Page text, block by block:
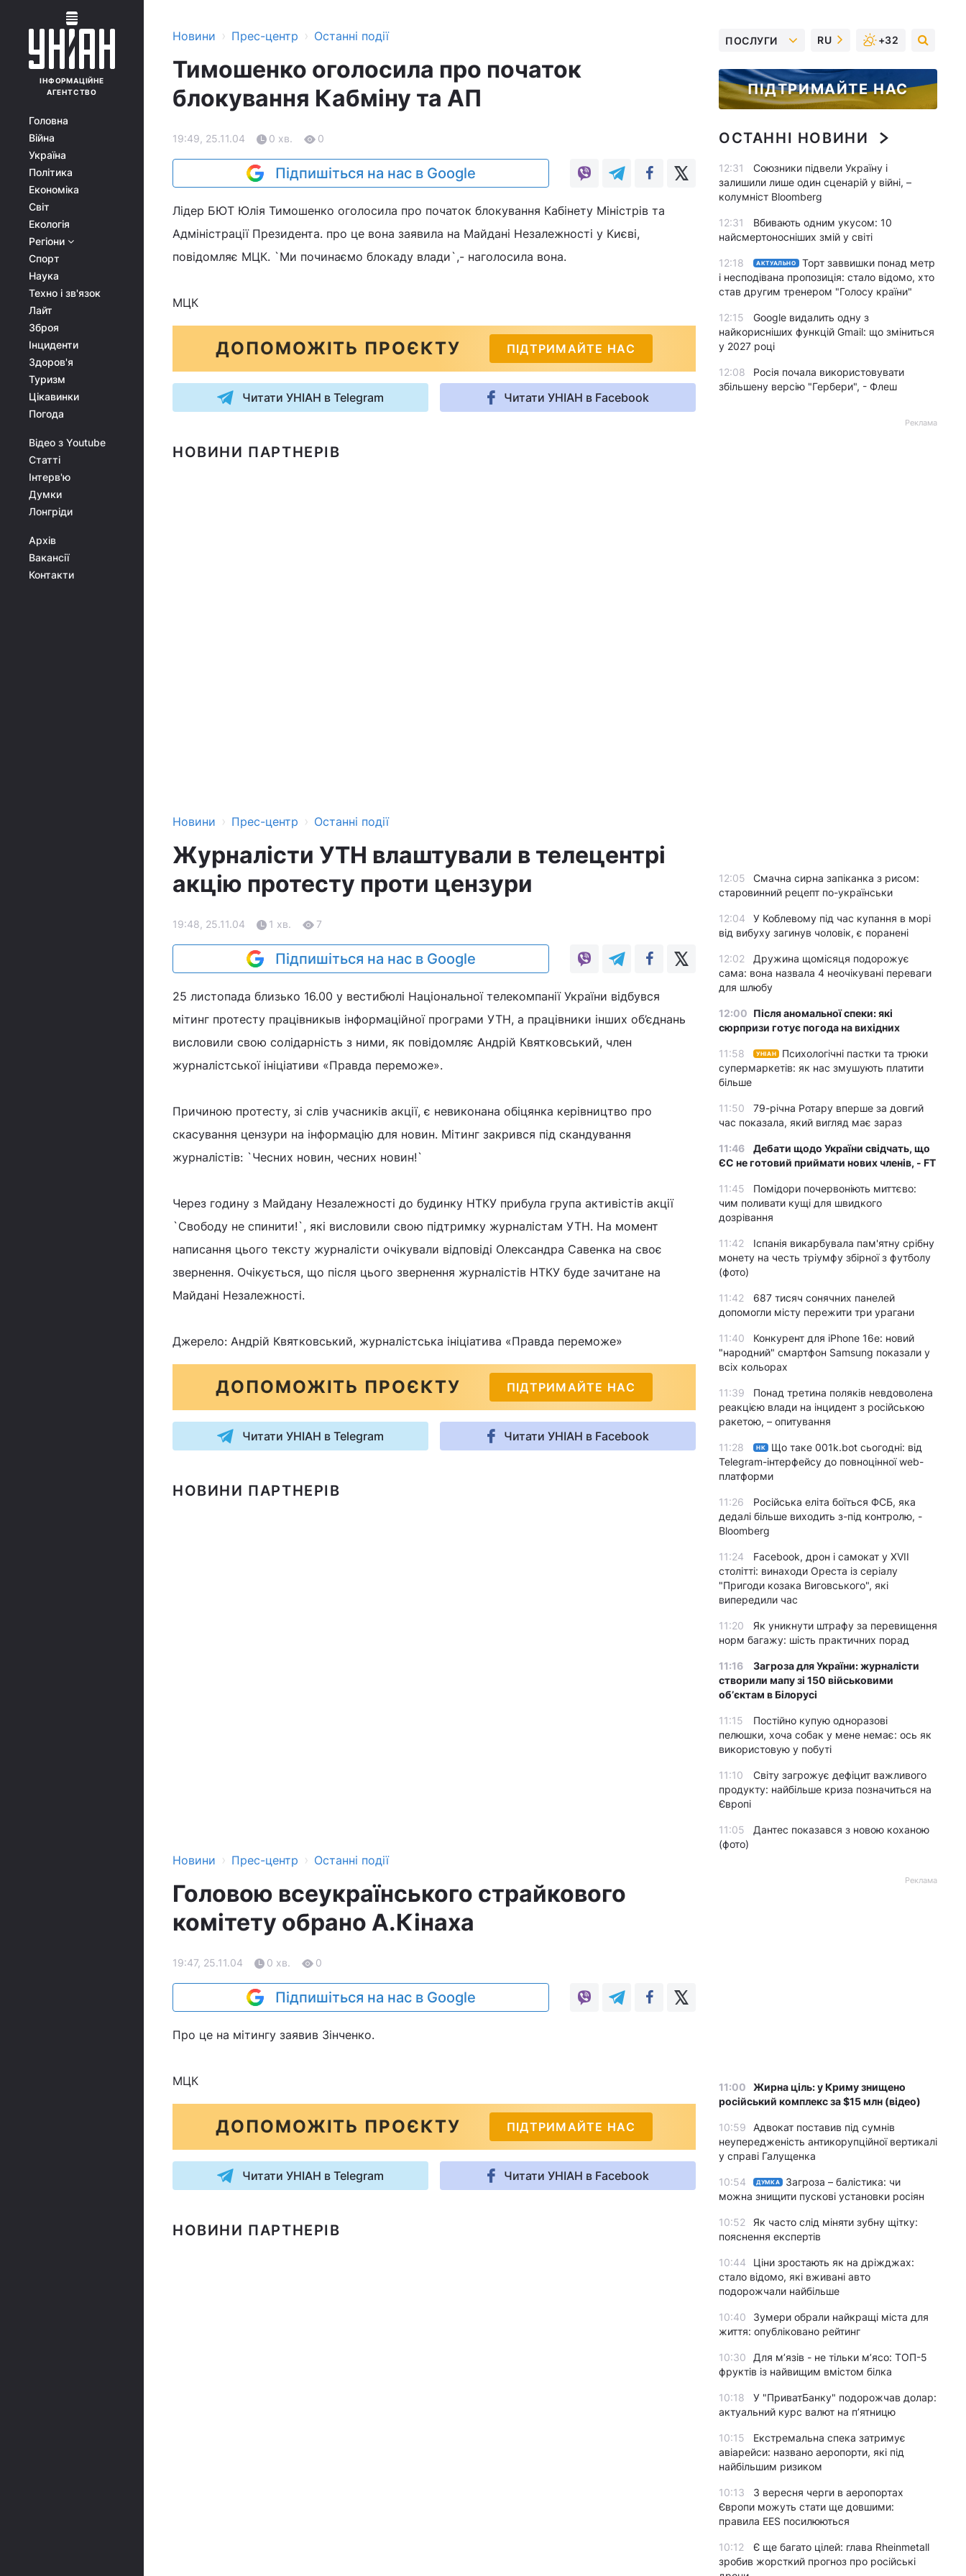
ІНФОРМАЦІЙНЕ
АГЕНТСТВО
Головна
Війна
Україна
Політика
Економіка
Світ
Екологія
Регіони
Спорт
Наука
Техно і зв'язок
Лайт
Зброя
Інциденти
Здоров'я
Туризм
Цікавинки
Погода
Відео з Youtube
Статті
Інтерв'ю
Думки
Лонгріди
Архів
Вакансії
Контакти
Новини › Прес-центр › Останні події
Тимошенко оголосила про початок
блокування Кабміну та АП
19:49, 25.11.04 0 хв. 0
Підпишіться на нас в Google
Лідер БЮТ Юлія Тимошенко оголосила про початок блокування Кабінету Міністрів та
Адміністрації Президента. про це вона заявила на Майдані Незалежності у Києві,
повідомляє МЦК. `Ми починаємо блокаду влади`,- наголосила вона.
МЦК
ДОПОМОЖІТЬ ПРОЄКТУ ПІДТРИМАЙТЕ НАС
Читати УНІАН в Telegram Читати УНІАН в Facebook
НОВИНИ ПАРТНЕРІВ
Новини › Прес-центр › Останні події
Журналісти УТН влаштували в телецентрі
акцію протесту проти цензури
19:48, 25.11.04 1 хв. 7
Підпишіться на нас в Google
25 листопада близько 16.00 у вестибюлі Національної телекомпанії України відбувся
мітинг протесту працівникыв інформаційної програми УТН, а працівники інших об’єднань
висловили свою солідарність з ними, як повідомляє Андрій Квятковський, член
журналістської ініціативи «Правда переможе».
Причиною протесту, зі слів учасників акції, є невиконана обіцянка керівництво про
скасування цензури на інформацію для новин. Мітинг закрився під скандування
журналістів: `Чесних новин, чесних новин!`
Через годину з Майдану Незалежності до будинку НТКУ прибула група активістів акції
`Свободу не спинити!`, які висловили свою підтримку журналістам УТН. На момент
написання цього тексту журналісти очікували відповіді Олександра Савенка на своє
звернення. Очікується, що після цього звернення журналістів НТКУ буде зачитане на
Майдані Незалежності.
Джерело: Андрій Квятковський, журналістська ініціатива «Правда переможе»
ДОПОМОЖІТЬ ПРОЄКТУ ПІДТРИМАЙТЕ НАС
Читати УНІАН в Telegram Читати УНІАН в Facebook
НОВИНИ ПАРТНЕРІВ
Новини › Прес-центр › Останні події
Головою всеукраїнського страйкового
комітету обрано А.Кінаха
19:47, 25.11.04 0 хв. 0
Підпишіться на нас в Google
Про це на мітингу заявив Зінченко.
МЦК
ДОПОМОЖІТЬ ПРОЄКТУ ПІДТРИМАЙТЕ НАС
Читати УНІАН в Telegram Читати УНІАН в Facebook
НОВИНИ ПАРТНЕРІВ
ПОСЛУГИ RU +32
ПІДТРИМАЙТЕ НАС
ОСТАННІ НОВИНИ
12:31
Союзники підвели Україну і
залишили лише один сценарій у війні, –
колумніст Bloomberg
12:31
Вбивають одним укусом: 10
найсмертоносніших змій у світі
12:18 АКТУАЛЬНО
Торт заввишки понад метр
і несподівана пропозиція: стало відомо, хто
став другим тренером "Голосу країни"
12:15
Google видалить одну з
найкорисніших функцій Gmail: що зміниться
у 2027 році
12:08
Росія почала використовувати
збільшену версію "Гербери", - Флеш
Реклама
12:05
Смачна сирна запіканка з рисом:
старовинний рецепт по-українськи
12:04
У Коблевому під час купання в морі
від вибуху загинув чоловік, є поранені
12:02
Дружина щомісяця подорожує
сама: вона назвала 4 неочікувані переваги
для шлюбу
12:00 Після аномальної спеки: які
сюрпризи готує погода на вихідних
11:58 УНІАН
Психологічні пастки та трюки
супермаркетів: як нас змушують платити
більше
11:50
79-річна Ротару вперше за довгий
час показала, який вигляд має зараз
11:46
Дебати щодо України свідчать, що
ЄС не готовий приймати нових членів, - FT
11:45
Помідори почервоніють миттєво:
чим поливати кущі для швидкого
дозрівання
11:42
Іспанія викарбувала пам'ятну срібну
монету на честь тріумфу збірної з футболу
(фото)
11:42
687 тисяч сонячних панелей
допомогли місту пережити три урагани
11:40
Конкурент для iPhone 16e: новий
"народний" смартфон Samsung показали у
всіх кольорах
11:39
Понад третина поляків невдоволена
реакцією влади на інцидент з російською
ракетою, – опитування
11:28 НК
Що таке 001k.bot сьогодні: від
Telegram-інтерфейсу до повноцінної web-
платформи
11:26
Російська еліта боїться ФСБ, яка
дедалі більше виходить з-під контролю, -
Bloomberg
11:24
Facebook, дрон і самокат у XVII
столітті: винаходи Ореста із серіалу
"Пригоди козака Виговського", які
випередили час
11:20
Як уникнути штрафу за перевищення
норм багажу: шість практичних порад
11:16
Загроза для України: журналісти
створили мапу зі 150 військовими
обʼєктам в Білорусі
11:15
Постійно купую одноразові
пелюшки, хоча собак у мене немає: ось як
використовую у побуті
11:10
Світу загрожує дефіцит важливого
продукту: найбільше криза позначиться на
Європі
11:05
Дантес показався з новою коханою
(фото)
Реклама
11:00
Жирна ціль: у Криму знищено
російський комплекс за $15 млн (відео)
10:59
Адвокат поставив під сумнів
неупередженість антикорупційної вертикалі
у справі Галущенка
10:54 ДУМКА
Загроза – балістика: чи
можна знищити пускові установки росіян
10:52
Як часто слід міняти зубну щітку:
пояснення експертів
10:44
Ціни зростають як на дріжджах:
стало відомо, які вживані авто
подорожчали найбільше
10:40
Зумери обрали найкращі міста для
життя: опубліковано рейтинг
10:30
Для м’язів - не тільки м’ясо: ТОП-5
фруктів із найвищим вмістом білка
10:18
У "ПриватБанку" подорожчав долар:
актуальний курс валют на п’ятницю
10:15
Екстремальна спека затримує
авіарейси: названо аеропорти, які під
найбільшим ризиком
10:13
З вересня черги в аеропортах
Європи можуть стати ще довшими:
правила EES посилюються
10:12
Є ще багато цілей: глава Rheinmetall
зробив жорсткий прогноз про російські